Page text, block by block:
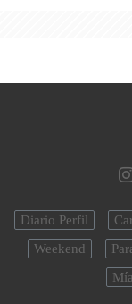
Diario Perfil
Weekend
Mía